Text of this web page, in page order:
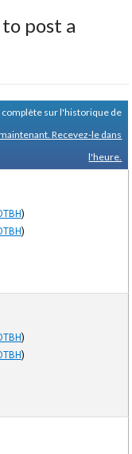
to post a
sur l'historique de
Recevez-le dans
l'heure.
)
)
)
)